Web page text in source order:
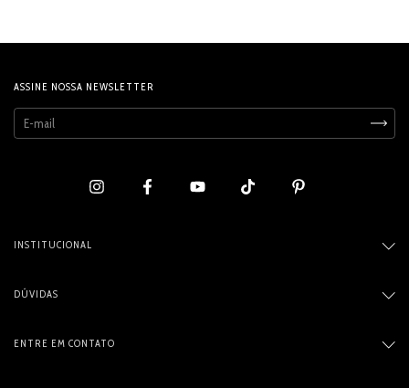
ASSINE NOSSA NEWSLETTER
INSTITUCIONAL
DÚVIDAS
ENTRE EM CONTATO